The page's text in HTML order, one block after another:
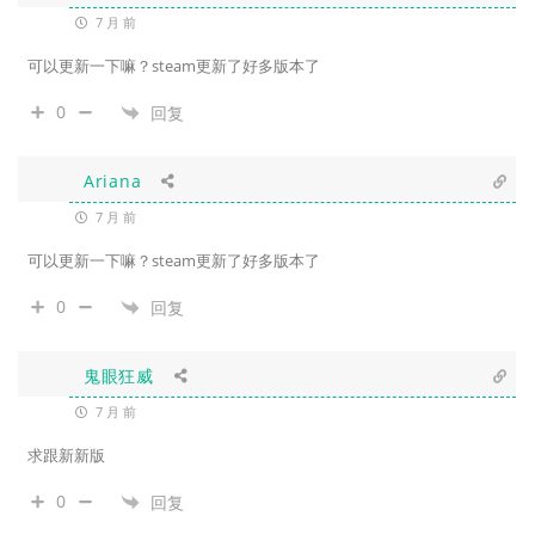
7 月 前
可以更新一下嘛？steam更新了好多版本了
0 回复
Ariana
7 月 前
可以更新一下嘛？steam更新了好多版本了
0 回复
鬼眼狂威
7 月 前
求跟新新版
0 回复